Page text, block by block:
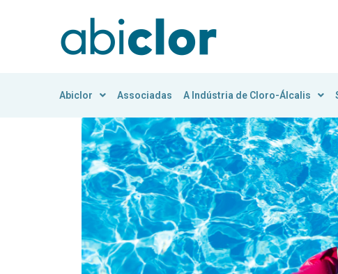
Abiclor Associadas A Indústria de Cloro-Álcalis